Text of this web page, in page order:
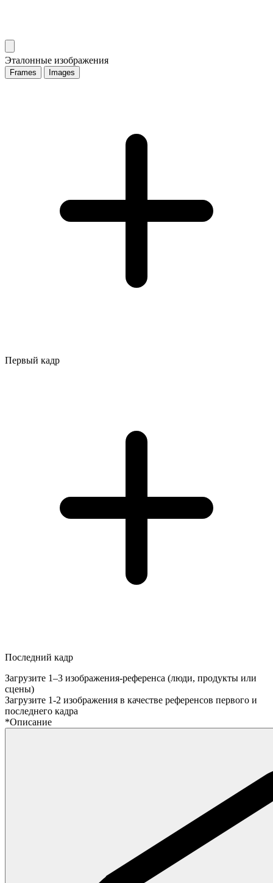
Эталонные изображения
Frames Images
Первый кадр
Последний кадр
Загрузите 1–3 изображения-референса (люди, продукты или
сцены)
Загрузите 1-2 изображения в качестве референсов первого и
последнего кадра
*Описание